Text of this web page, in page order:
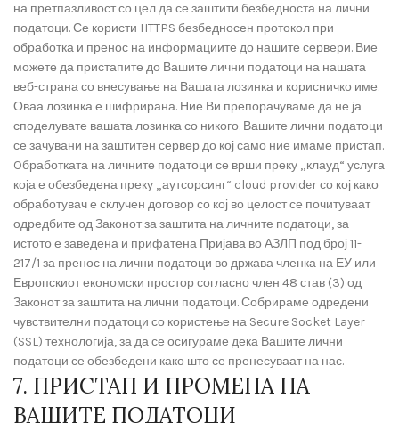
на претпазливост со цел да се заштити безбедноста на лични
податоци. Се користи HTTPS безбедносен протокол при
обработка и пренос на информациите до нашите сервери. Вие
можете да пристапите до Вашите лични податоци на нашата
веб-страна со внесување на Вашата лозинка и корисничко име.
Оваа лозинка е шифрирана. Ние Ви препорачуваме да не ја
споделувате вашата лозинка со никого. Вашите лични податоци
се зачувани на заштитен сервер до кој само ние имаме пристап.
Oбработката на личните податоци се врши преку „клауд“ услуга
која е обезбедена преку „аутсорсинг“ cloud provider со кој како
обработувач е склучен договор со кој во целост се почитуваат
одредбите од Законот за заштита на личните податоци, за
истото е заведена и прифатена Пријава во АЗЛП под број 11-
217/1 за пренос на лични податоци во држава членка на ЕУ или
Европскиот економски простор согласно член 48 став (3) од
Законот за заштита на лични податоци. Собрираме одредени
чувствителни податоци со користење на Secure Socket Layer
(SSL) технологија, за да се осигураме дека Вашите лични
податоци се обезбедени како што се пренесуваат на нас.
7. ПРИСТАП И ПРОМЕНА НА
ВАШИТЕ ПОДАТОЦИ